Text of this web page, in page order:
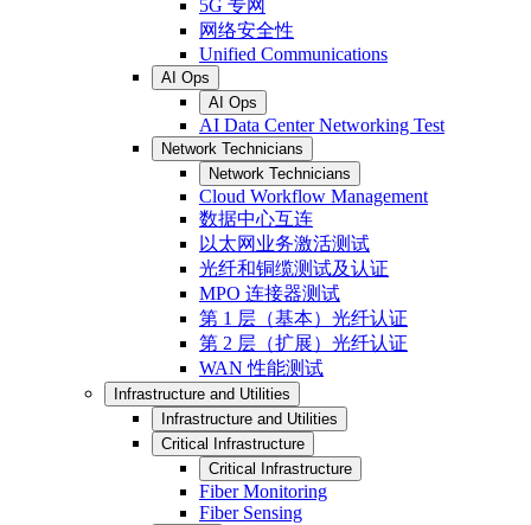
5G 专网
网络安全性
Unified Communications
AI Ops
AI Ops
AI Data Center Networking Test
Network Technicians
Network Technicians
Cloud Workflow Management
数据中心互连
以太网业务激活测试
光纤和铜缆测试及认证
MPO 连接器测试
第 1 层（基本）光纤认证
第 2 层（扩展）光纤认证
WAN 性能测试
Infrastructure and Utilities
Infrastructure and Utilities
Critical Infrastructure
Critical Infrastructure
Fiber Monitoring
Fiber Sensing